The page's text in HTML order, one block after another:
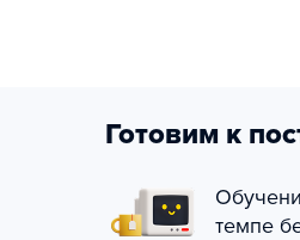
Готовим к
темпе